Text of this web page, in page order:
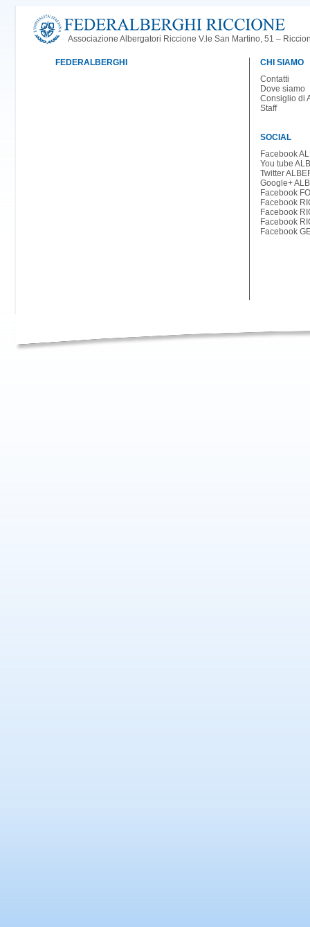
Associazione Albergatori Riccione V.le San Martino, 51 –
FEDERALBERGHI
CHI SIAMO
Contatti
Dove siamo
Consiglio di
Staff
SOCIAL
Facebook
You tube
Twitter
Google+
Facebook
Facebook
Facebook
Facebook
Facebook